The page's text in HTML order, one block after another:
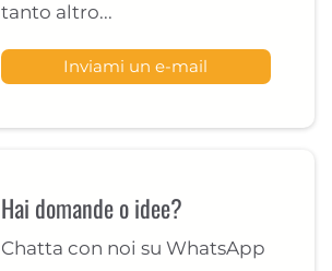
tanto altro...
Inviami un e-mail
Hai domande o idee?
Chatta con noi su WhatsApp